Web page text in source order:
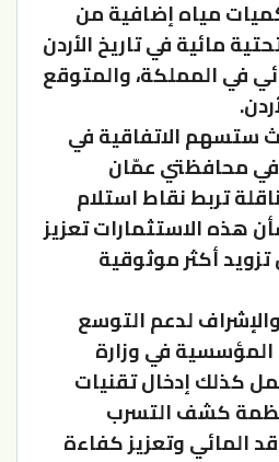
مياه إضافية من
مائية في تاريخ الأردن
في المملكة، والمتوقع
استكمال الأعمال بحلول عام 2030، حيث ستسهم الاتفاقية في
في محافظتي عمّان
تربط نقاط استلام
هذه الاستثمارات تعزيز
أكثر موثوقية
لدعم التوسع
المؤسسية في وزارة
كذلك إدخال تقنيات
كشف التسرب
المائي وتعزيز كفاءة